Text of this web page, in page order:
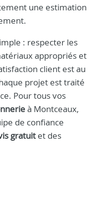
une estimation
: respecter les
appropriés et
client est au
projet est traité
Pour tous vos
à Montceaux,
de confiance
gratuitet des